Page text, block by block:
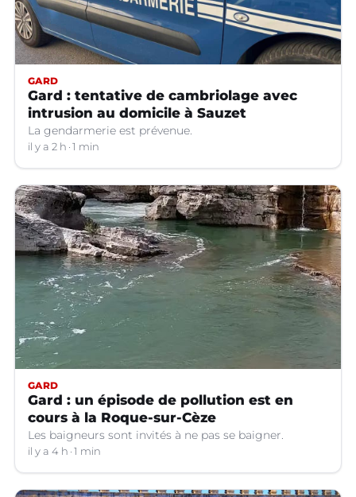
GARD
Gard : tentative de cambriolage avec
intrusion au domicile à Sauzet
La gendarmerie est prévenue.
il y a 2 h 1 min
GARD
Gard : un épisode de pollution est en
cours à la Roque-sur-Cèze
Les baigneurs sont invités à ne pas se baigner.
il y a 4 h 1 min